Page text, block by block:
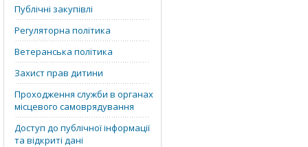
Публічні закупівлі
Регуляторна політика
Ветеранська політика
Захист прав дитини
Проходження служби в органах
місцевого самоврядування
Доступ до публічної інформації
та відкриті дані